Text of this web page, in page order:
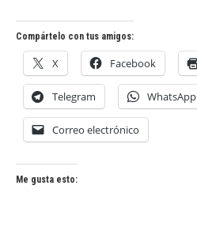
Compártelo con tus amigos:
X Facebook
Telegram WhatsApp
Correo electrónico
Me gusta esto: